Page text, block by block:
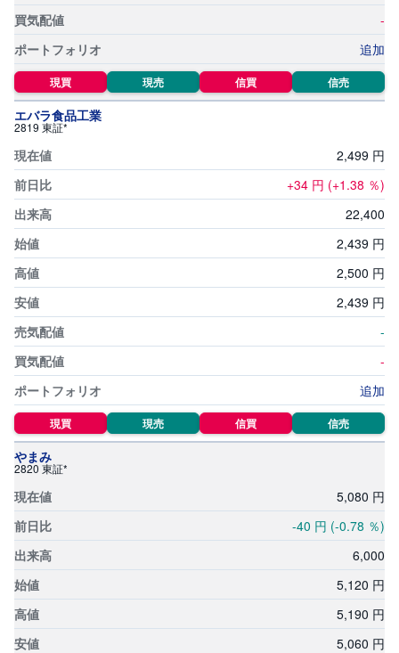
先
物
・
オ
プ
シ
ョ
ン
商
品
先
物
金
・
銀
・
プ
ラ
チ
ナ
外
貨
建
M
NE
W
取
引
所
C
F
D
(
く
り
っ
く
株
3
6
5)
-
追加
現買 現売 信買 信売
エバラ食品工業
2819 東証*
2,499 円
+34 円 (+1.38 ％)
22,400
2,439 円
2,500 円
2,439 円
-
-
追加
現買 現売 信買 信売
やまみ
2820 東証*
5,080 円
-40 円 (-0.78 ％)
6,000
5,120 円
5,190 円
5,060 円